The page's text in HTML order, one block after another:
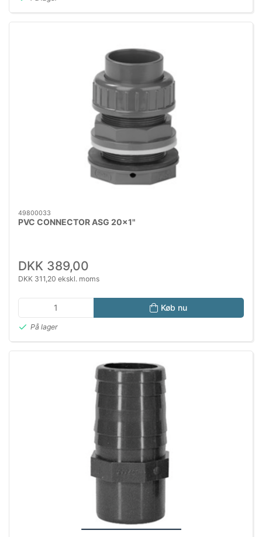
49800033
PVC CONNECTOR ASG 20x1"
DKK 389,00
DKK 311,20 ekskl. moms
Køb nu
På lager